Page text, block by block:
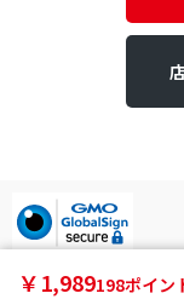
￥1,989198ポイン
デンキチはGMOグロ
います。